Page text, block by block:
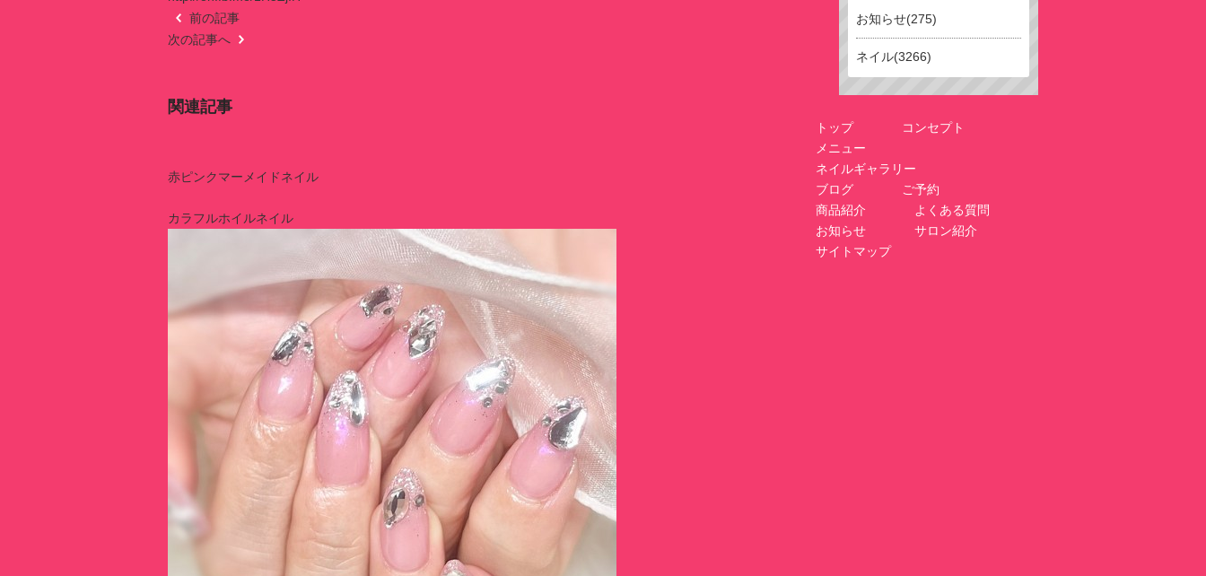
前の記事
次の記事へ
関連記事
赤ピンクマーメイドネイル
カラフルホイルネイル
お知らせ(275)
ネイル(3266)
トップ
コンセプト
メニュー
ネイルギャラリー
ブログ
ご予約
商品紹介
よくある質問
お知らせ
サロン紹介
サイトマップ